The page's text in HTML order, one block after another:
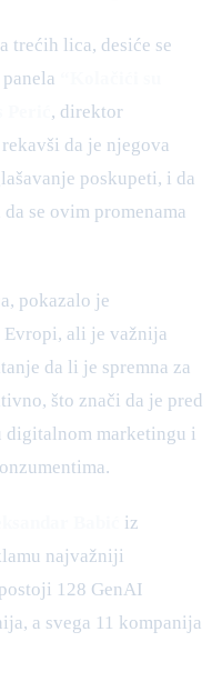
trećih lica, desiće se
, direktor
da je njegova
poskupeti, i da
se ovim promenama
pokazalo je
Evropi, ali je važnija
da li je spremna za
što znači da je pred
digitalnom marketingu i
iz
najvažniji
128 GenAI
a svega 11 kompanija